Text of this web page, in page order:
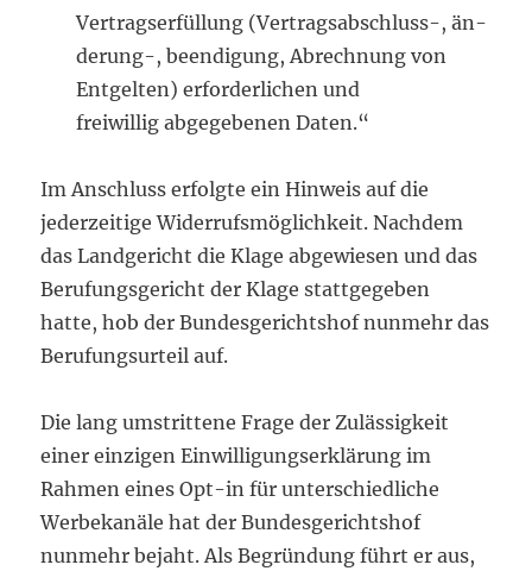
Vertragserfüllung (Vertragsabschluss-, än-
derung-, beendigung, Abrechnung von
Entgelten) erforderlichen und
freiwillig abgegebenen Daten.“
Im Anschluss erfolgte ein Hinweis auf die
jederzeitige Widerrufsmöglichkeit. Nachdem
das Landgericht die Klage abgewiesen und das
Berufungsgericht der Klage stattgegeben
hatte, hob der Bundesgerichtshof nunmehr das
Berufungsurteil auf.
Die lang umstrittene Frage der Zulässigkeit
einer einzigen Einwilligungserklärung im
Rahmen eines Opt-in für unterschiedliche
Werbekanäle hat der Bundesgerichtshof
nunmehr bejaht. Als Begründung führt er aus,